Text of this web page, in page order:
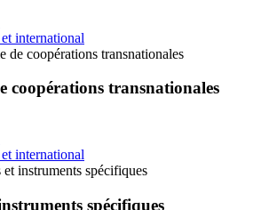
international
de coopérations transnationales
coopérations transnationales
international
instruments spécifiques
spécifiques